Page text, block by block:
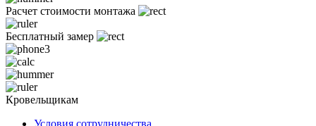
Расчет стоимости монтажа
Бесплатный замер
Кровельщикам